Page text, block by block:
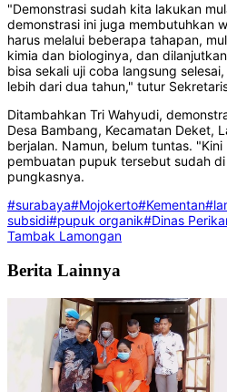
"Demonstrasi sudah kita lakukan
demonstrasi ini juga membutuhkan
harus melalui beberapa tahapan,
kimia dan biologinya, dan
bisa sekali uji coba langsung
lebih dari dua tahun," tutur
Ditambahkan Tri Wahyudi,
Desa Bambang, Kecamatan Deket,
berjalan. Namun, belum tuntas.
pembuatan pupuk tersebut sudah
pungkasnya.
#surabaya#Mojokerto#Kementan
subsidi#pupuk organik#Dinas
Tambak Lamongan
Berita Lainnya